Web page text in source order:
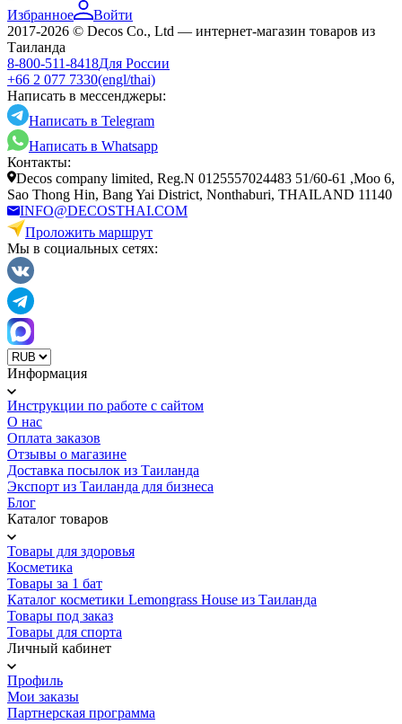
Избранное
Войти
2017-2026 © Decos Co., Ltd — интернет-магазин товаров из
Таиланда
8-800-511-8418Для России
+66 2 077 7330(engl/thai)
Написать в мессенджеры:
Написать в Telegram
Написать в Whatsapp
Контакты:
Decos company limited, Reg.N 0125557024483 51/60-61 ,Moo 6,
Sao Thong Hin, Bang Yai District, Nonthaburi, THAILAND 11140
INFO@DECOSTHAI.COM
Проложить маршрут
Мы в социальных сетях:
Информация
Инструкции по работе с сайтом
О нас
Оплата заказов
Отзывы о магазине
Доставка посылок из Таиланда
Экспорт из Таиланда для бизнеса
Блог
Каталог товаров
Товары для здоровья
Косметика
Товары за 1 бат
Каталог косметики Lemongrass House из Таиланда
Товары под заказ
Товары для спорта
Личный кабинет
Профиль
Мои заказы
Партнерская программа